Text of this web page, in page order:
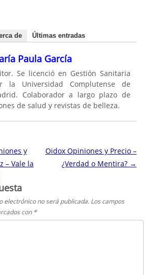
de Últimas entradas
Paula García
Se licenció en Gestión Sanitaria
la Universidad Complutense de
Colaborador a largo plazo de
de salud y revistas de belleza.
entradas
y
– Vale la
Oidox Opiniones y Precio –
¿Verdad o Mentira? →
electrónico no será publicada. Los campos
con *